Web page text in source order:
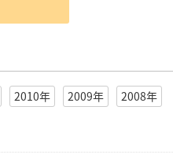
2010年 2009年
2008年